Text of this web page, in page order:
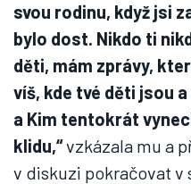
svou rodinu, když jsi
bylo dost. Nikdo ti
děti, mám zprávy,
víš, kde tvé děti jsou
a Kim tentokrát
klidu,“vzkázala mu a
v diskuzi pokračovat v